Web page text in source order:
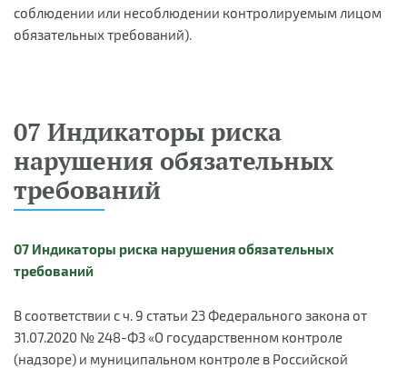
соблюдении или несоблюдении контролируемым лицом
обязательных требований).
07 Индикаторы риска
нарушения обязательных
требований
07 Индикаторы риска нарушения обязательных
требований
В соответствии с ч. 9 статьи 23 Федерального закона от
31.07.2020 № 248-ФЗ «О государственном контроле
(надзоре) и муниципальном контроле в Российской